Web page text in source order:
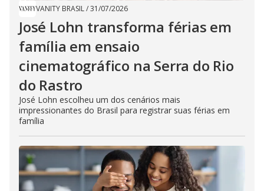
VANITY BRASIL/31/07/2026
José Lohn transforma férias em
família em ensaio
cinematográfico na Serra do Rio
do Rastro
José Lohn escolheu um dos cenários mais
impressionantes do Brasil para registrar suas férias em
família